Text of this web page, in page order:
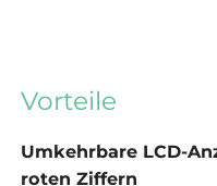
Vorteile
Umkehrbare LCD-
roten Ziffern